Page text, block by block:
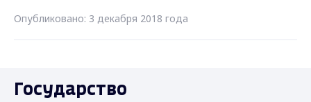
Опубликовано: 3 декабря 2018 года
Государство